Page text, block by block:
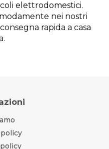
elettrodomestici.
nei nostri
rapida a casa